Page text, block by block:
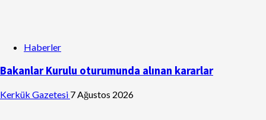
Haberler
Bakanlar Kurulu oturumunda alınan kararlar
Kerkük Gazetesi 7 Ağustos 2026